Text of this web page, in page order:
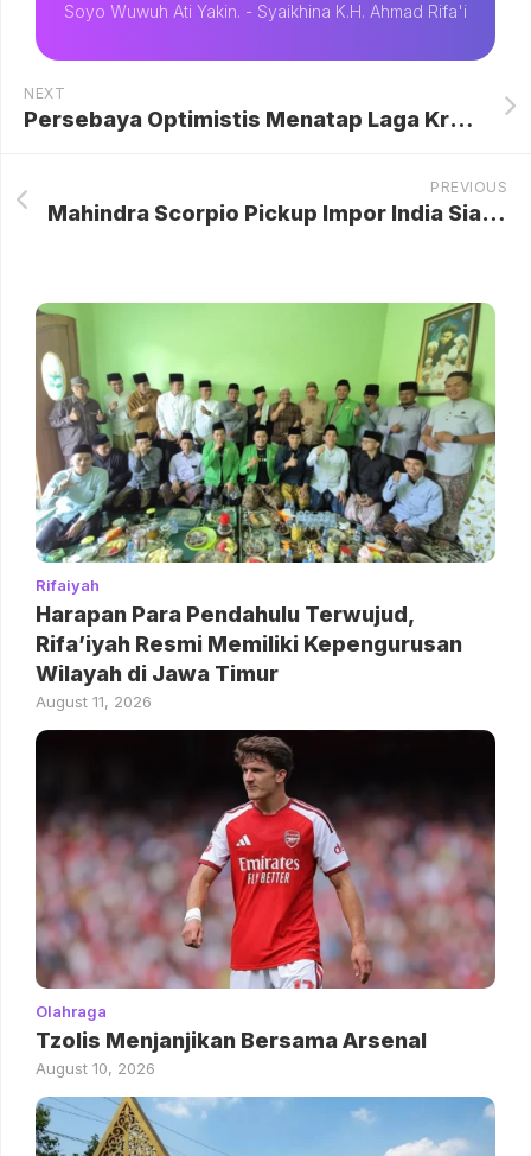
Soyo Wuwuh Ati Yakin. - Syaikhina K.H. Ahmad Rifa'i
NEXT
Persebaya Optimistis Menatap Laga Krusial Melawan Persib Bandung
PREVIOUS
Mahindra Scorpio Pickup Impor India Siap Bertarung di Tanah Air, Klaim Tangguh dengan Biodiesel B50 dan Kemampuan Off-road Ekstrem
Rifaiyah
Harapan Para Pendahulu Terwujud,
Rifa’iyah Resmi Memiliki Kepengurusan
Wilayah di Jawa Timur
August 11, 2026
Olahraga
Tzolis Menjanjikan Bersama Arsenal
August 10, 2026